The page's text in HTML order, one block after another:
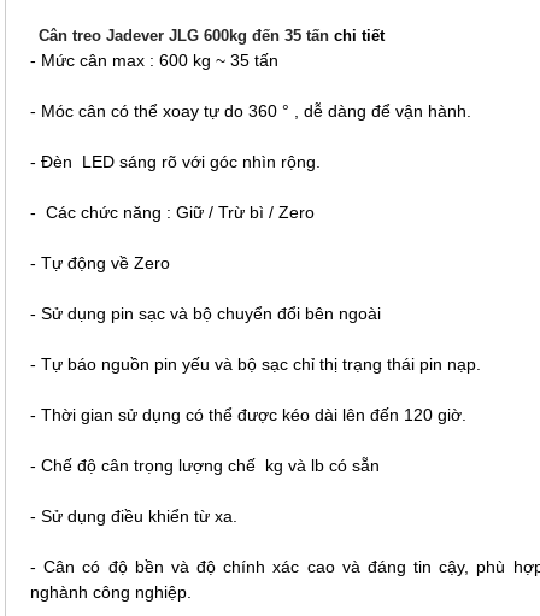
Cân treo Jadever JLG 600kg đến 35 tấn chi tiết
- Mức cân max : 600 kg ~ 35 tấn
- Móc cân có thể xoay tự do 360 ° , dễ dàng để vận hành.
- Đèn LED sáng rõ với góc nhìn rộng.
- Các chức năng : Giữ / Trừ bì / Zero
- Tự động về Zero
- Sử dụng pin sạc và bộ chuyển đổi bên ngoài
- Tự báo nguồn pin yếu và bộ sạc chỉ thị trạng thái pin nạp.
- Thời gian sử dụng có thể được kéo dài lên đến 120 giờ.
- Chế độ cân trọng lượng chế kg và lb có sẵn
- Sử dụng điều khiển từ xa.
- Cân có độ bền và độ chính xác cao và đáng tin cậy, phù
nghành công nghiệp.